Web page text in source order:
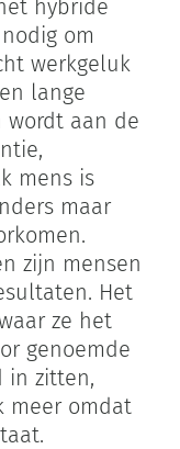
hybride
om
werkgeluk
lange
wordt aan de
mens is
maar
zijn mensen
Het
ze het
genoemde
in zitten,
meer omdat